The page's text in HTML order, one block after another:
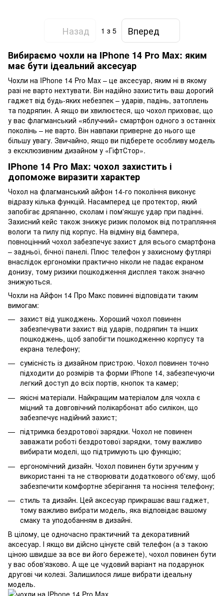
Назад 1 з 5
Вперед
Вибираємо чохли на IPhone 14 Pro Max: яким
має бути ідеальний аксесуар
Чохли на IPhone 14 Pro Max – це аксесуар, яким ні в якому
разі не варто нехтувати. Він надійно захистить ваш дорогий
гаджет від будь-яких небезпек – ударів, падінь, затоплень
та подряпин. А якщо ви хвилюєтеся, що чохол приховає, що
у вас флагманський «яблучний» смартфон одного з останніх
поколінь – не варто. Він навпаки приверне до нього ще
більшу увагу. Звичайно, якщо ви підберете особливу модель
з ексклюзивним дизайном у «ГіфтСтор».
IPhone 14 Pro Max: чохол захистить і
допоможе виразити характер
Чохол на флагманський айфон 14-го покоління виконує
відразу кілька функцій. Насамперед це протектор, який
запобігає дряпанню, сколам і пом'якшує удар при падінні.
Захисний кейс також знижує ризик поломок від потрапляння
вологи та пилу під корпус. На відміну від бампера,
повноцінний чохол забезпечує захист для всього смартфона
– задньої, бічної панелі. Плюс телефон у захисному футлярі
внаслідок ергономіки практично ніколи не падає екраном
донизу, тому ризики пошкодження дисплея також значно
знижуються.
Чохли на Айфон 14 Про Макс повинні відповідати таким
вимогам:
захист від ушкоджень. Хороший чохол повинен
забезпечувати захист від ударів, подряпин та інших
пошкоджень, щоб запобігти пошкодженню корпусу та
екрана телефону;
сумісність із дизайном пристрою. Чохол повинен точно
підходити до розмірів та форми iPhone 14, забезпечуючи
легкий доступ до всіх портів, кнопок та камер;
якісні матеріали. Найкращим матеріалом для чохла є
міцний та довговічний полікарбонат або силікон, що
забезпечує надійний захист;
підтримка бездротової зарядки. Чохол не повинен
заважати роботі бездротової зарядки, тому важливо
вибирати моделі, що підтримують цю функцію;
ергономічний дизайн. Чохол повинен бути зручним у
використанні та не створювати додаткового об'єму, щоб
забезпечити комфортне зберігання та носіння телефону;
стиль та дизайн. Цей аксесуар прикрашає ваш гаджет,
тому важливо вибрати модель, яка відповідає вашому
смаку та уподобанням в дизайні.
В цілому, це одночасно практичний та декоративний
аксесуар. І якщо ви дійсно цінуєте свій телефон (а з такою
ціною швидше за все ви його бережете), чохол повинен бути
у вас обов'язково. А ще це чудовий варіант на подарунок
другові чи колезі. Залишилося лише вибрати ідеальну
модель.